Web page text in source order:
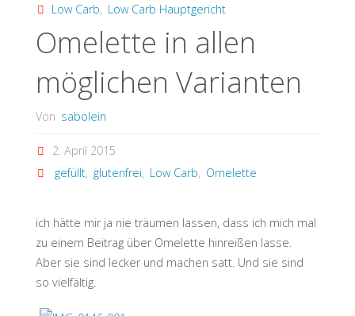
Low Carb, Low Carb Hauptgericht
Omelette in allen
möglichen Varianten
Von sabolein
2. April 2015
gefüllt, glutenfrei, Low Carb, Omelette
ich hätte mir ja nie träumen lassen, dass ich mich mal
zu einem Beitrag über Omelette hinreißen lasse.
Aber sie sind lecker und machen satt. Und sie sind
so vielfältig.